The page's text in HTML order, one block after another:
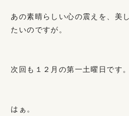
あの素晴らしい心の震えを、美
たいのですが。
次回も１２月の第一土曜日です。
はぁ。